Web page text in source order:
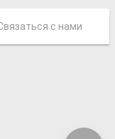
с нами